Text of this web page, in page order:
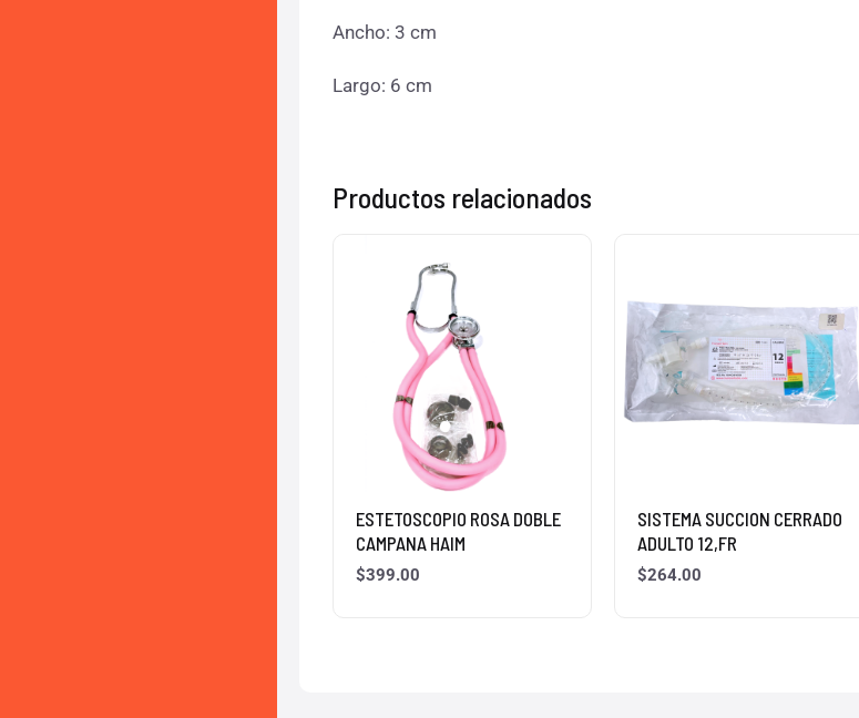
Ancho: 3 cm
Largo: 6 cm
Productos relacionados
ESTETOSCOPIO ROSA DOBLE
CAMPANA HAIM
$399.00
SISTEMA SUCCION CERRADO
ADULTO 12,FR
$264.00